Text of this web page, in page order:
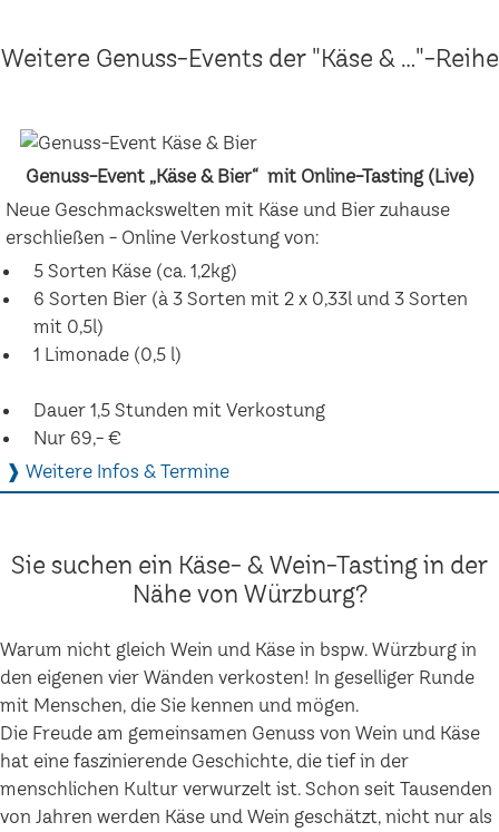
Weitere Genuss-Events der "Käse & ..."-Reihe
Genuss-Event „Käse & Bier“ mit Online-Tasting (Live)
Neue Geschmackswelten mit Käse und Bier zuhause
erschließen - Online Verkostung von:
5 Sorten Käse (ca. 1,2kg)
6 Sorten Bier (à 3 Sorten mit 2 x 0,33l und 3 Sorten
mit 0,5l)
1 Limonade (0,5 l)
Dauer 1,5 Stunden mit Verkostung
Nur 69,- €
❱ Weitere Infos & Termine
Sie suchen ein Käse- & Wein-Tasting in der
Nähe von Würzburg?
Warum nicht gleich Wein und Käse in bspw. Würzburg in
den eigenen vier Wänden verkosten! In geselliger Runde
mit Menschen, die Sie kennen und mögen.
Die Freude am gemeinsamen Genuss von Wein und Käse
hat eine faszinierende Geschichte, die tief in der
menschlichen Kultur verwurzelt ist. Schon seit Tausenden
von Jahren werden Käse und Wein geschätzt, nicht nur als